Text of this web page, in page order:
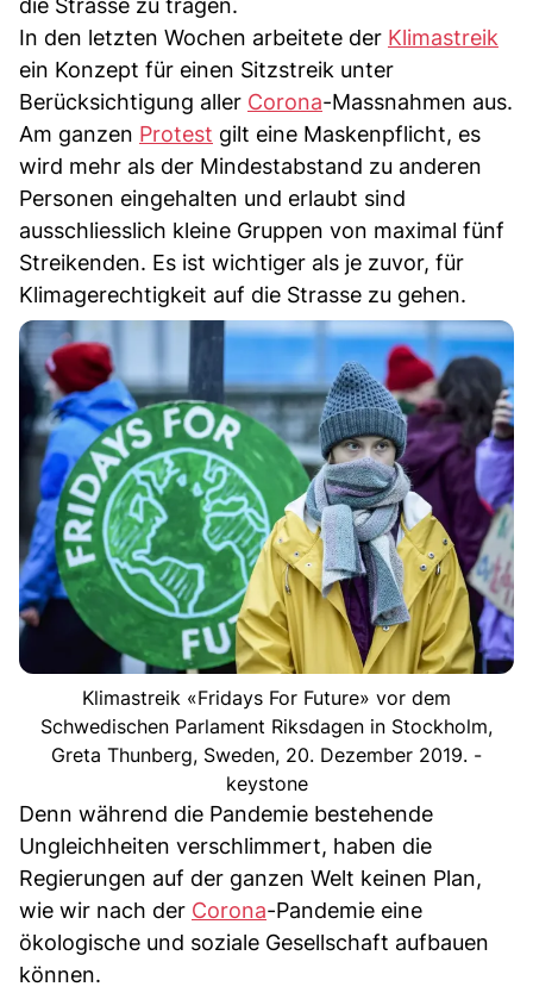
die Strasse zu tragen.
In den letzten Wochen arbeitete der Klimastreik
ein Konzept für einen Sitzstreik unter
Berücksichtigung aller Corona-Massnahmen aus.
Am ganzen Protest gilt eine Maskenpflicht, es
wird mehr als der Mindestabstand zu anderen
Personen eingehalten und erlaubt sind
ausschliesslich kleine Gruppen von maximal fünf
Streikenden. Es ist wichtiger als je zuvor, für
Klimagerechtigkeit auf die Strasse zu gehen.
Klimastreik «Fridays For Future» vor dem
Schwedischen Parlament Riksdagen in Stockholm,
Greta Thunberg, Sweden, 20. Dezember 2019. -
keystone
Denn während die Pandemie bestehende
Ungleichheiten verschlimmert, haben die
Regierungen auf der ganzen Welt keinen Plan,
wie wir nach der Corona-Pandemie eine
ökologische und soziale Gesellschaft aufbauen
können.